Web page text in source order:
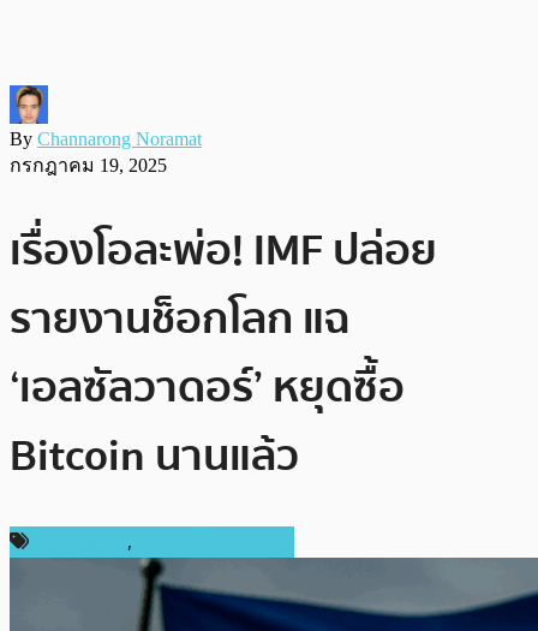
By Channarong Noramat
กรกฎาคม 19, 2025
เรื่องโอละพ่อ! IMF ปล่อย
รายงานช็อกโลก แฉ
‘เอลซัลวาดอร์’ หยุดซื้อ
Bitcoin นานแล้ว
,